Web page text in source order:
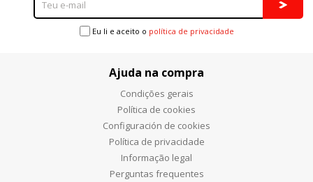
Eu li e aceito o política de privacidade
Ajuda na compra
Condições gerais
Política de cookies
Configuración de cookies
Política de privacidade
Informação legal
Perguntas frequentes